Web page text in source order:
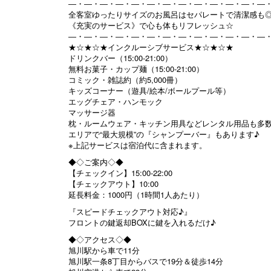
―・―・―・―・―・―・―・―・―・―・―・―・―
全客室ゆったりサイズのお風呂はセパレートで清潔感も
《充実のサービス》で心も体もリフレッシュ☆
―・―・―・―・―・―・―・―・―・―・―・―・―
★☆★☆★インクルーシブサービス★☆★☆★
ドリンクバー（15:00-21:00）
無料お菓子・カップ麺（15:00-21:00）
コミック・雑誌約（約5,000冊）
キッズコーナー（遊具/絵本/ボールプール等）
エッグチェア・ハンモック
マッサージ器
枕・ルームウェア・キッチン用具などレンタル用品も多
エリアで“最大規模”の『シャンプーバー』もあります♪
※上記サービスは宿泊代に含まれます。
◆◇ご案内◇◆
【チェックイン】15:00-22:00
【チェックアウト】10:00
延長料金：1000円（1時間1人あたり）
『スピードチェックアウト対応♪』
フロントの鍵返却BOXに鍵を入れるだけ♪
◆◇アクセス◇◆
旭川駅から車で11分
旭川駅一条8丁目からバスで19分＆徒歩14分